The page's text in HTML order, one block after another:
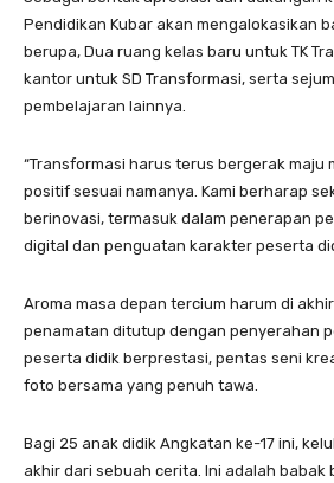
Pendidikan Kubar akan mengalokasikan
berupa, Dua ruang kelas baru untuk TK
kantor untuk SD Transformasi, serta
pembelajaran lainnya.
“Transformasi harus terus bergerak maju
positif sesuai namanya. Kami berharap
berinovasi, termasuk dalam penerapan
digital dan penguatan karakter peserta
Aroma masa depan tercium harum di
penamatan ditutup dengan penyerahan
peserta didik berprestasi, pentas seni
foto bersama yang penuh tawa.
Bagi 25 anak didik Angkatan ke-17 ini,
akhir dari sebuah cerita. Ini adalah babak